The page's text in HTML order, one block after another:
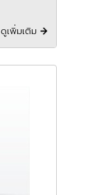
ดูเพิ่มเติม